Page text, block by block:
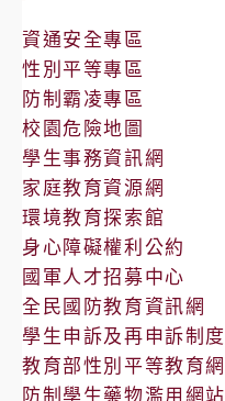
告
資通安全專區
性別平等專區
防制霸凌專區
校園危險地圖
學生事務資訊網
家庭教育資源網
環境教育探索館
身心障礙權利公約
國軍人才招募中心
全民國防教育資訊網
學生申訴及再申訴制度
教育部性別平等教育網
防制學生藥物濫用網站